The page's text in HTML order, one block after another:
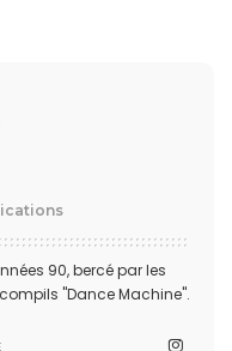
90, bercé par les
"Dance Machine".